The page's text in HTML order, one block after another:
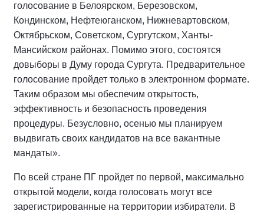
голосование в Белоярском, Березовском,
Кондинском, Нефтеюганском, Нижневартовском,
Октябрьском, Советском, Сургутском, Ханты-
Мансийском районах. Помимо этого, состоятся
довыборы в Думу города Сургута. Предварительное
голосование пройдет только в электронном формате.
Таким образом мы обеспечим открытость,
эффективность и безопасность проведения
процедуры. Безусловно, осенью мы планируем
выдвигать своих кандидатов на все вакантные
мандаты».
По всей стране ПГ пройдет по первой, максимально
открытой модели, когда голосовать могут все
зарегистрированные на территории избиратели. В